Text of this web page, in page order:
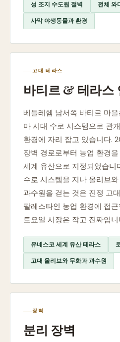
성 조지 수도원 절벽 전체 와
사막 야생동물과 환경
고대 테라스
바티르 & 테라스
베들레헴 남서쪽 바티르 마을
마 시대 수로 시스템으로 관
환경에 자리 잡고 있습니다.
장벽 경로로부터 농업 환경을
세계 유산으로 지정되었습니
수로 시스템을 지나 올리브와
과수원을 걷는 것은 진정 고
팔레스타인 농업 환경에 접근
토요일 시장은 작고 진짜입니
유네스코 세계 유산 테라스
고대 올리브와 무화과 과수원
장벽
분리 장벽